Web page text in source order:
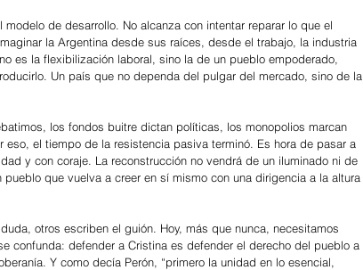
de desarrollo. No alcanza con intentar reparar lo que el
la Argentina desde sus raíces, desde el trabajo, la industria
es la flexibilización laboral, sino la de un pueblo empoderado,
Un país que no dependa del pulgar del mercado, sino de la
los fondos buitre dictan políticas, los monopolios marcan
el tiempo de la resistencia pasiva terminó. Es hora de pasar a
y con coraje. La reconstrucción no vendrá de un iluminado ni de
que vuelva a creer en sí mismo con una dirigencia a la altura
otros escriben el guión. Hoy, más que nunca, necesitamos
confunda: defender a Cristina es defender el derecho del pueblo a
Y como decía Perón, “primero la unidad en lo esencial,